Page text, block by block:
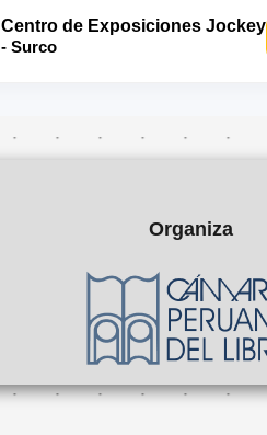
Centro de Exposiciones Jockey
- Surco
Organiza